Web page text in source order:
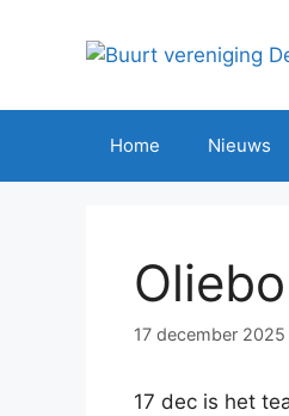
Home Nieuws
17 december 2025
17 dec is het